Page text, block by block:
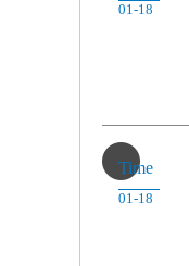
01-18
Time
01-18